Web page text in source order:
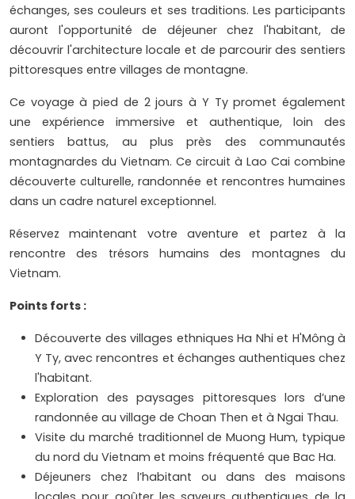
échanges, ses couleurs et ses traditions. Les participants
auront l'opportunité de déjeuner chez l'habitant, de
découvrir l'architecture locale et de parcourir des sentiers
pittoresques entre villages de montagne.
Ce voyage à pied de 2 jours à Y Ty promet également
une expérience immersive et authentique, loin des
sentiers battus, au plus près des communautés
montagnardes du Vietnam. Ce circuit à Lao Cai combine
découverte culturelle, randonnée et rencontres humaines
dans un cadre naturel exceptionnel.
Réservez maintenant votre aventure et partez à la
rencontre des trésors humains des montagnes du
Vietnam.
Points forts :
Découverte des villages ethniques Ha Nhi et H'Mông à
Y Ty, avec rencontres et échanges authentiques chez
l'habitant.
Exploration des paysages pittoresques lors d’une
randonnée au village de Choan Then et à Ngai Thau.
Visite du marché traditionnel de Muong Hum, typique
du nord du Vietnam et moins fréquenté que Bac Ha.
Déjeuners chez l’habitant ou dans des maisons